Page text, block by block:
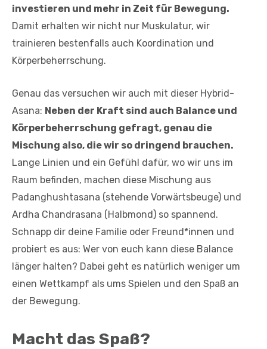
investieren und mehr in Zeit für Bewegung.
Damit erhalten wir nicht nur Muskulatur, wir
trainieren bestenfalls auch Koordination und
Körperbeherrschung.
Genau das versuchen wir auch mit dieser Hybrid-
Asana: Neben der Kraft sind auch Balance und
Körperbeherrschung gefragt, genau die
Mischung also, die wir so dringend brauchen.
Lange Linien und ein Gefühl dafür, wo wir uns im
Raum befinden, machen diese Mischung aus
Padanghushtasana (stehende Vorwärtsbeuge) und
Ardha Chandrasana (Halbmond) so spannend.
Schnapp dir deine Familie oder Freund*innen und
probiert es aus: Wer von euch kann diese Balance
länger halten? Dabei geht es natürlich weniger um
einen Wettkampf als ums Spielen und den Spaß an
der Bewegung.
Macht das Spaß?